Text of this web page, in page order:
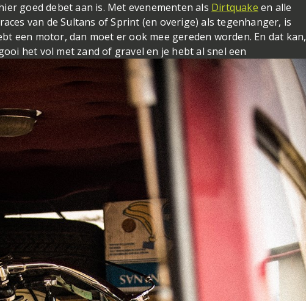
goed debet aan is. Met evenementen als Dirtquake en alle
van de Sultans of Sprint (en overige) als tegenhanger, is
een motor, dan moet er ook mee gereden worden. En dat kan,
het vol met zand of gravel en je hebt al snel een